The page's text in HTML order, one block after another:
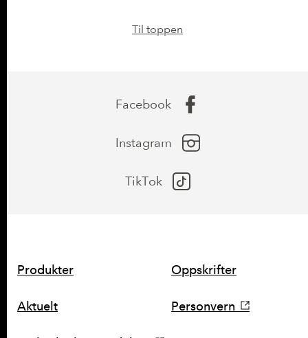
Til toppen
Facebook
Instagram
TikTok
SNARVEIER
Produkter Oppskrifter
Aktuelt Personvern